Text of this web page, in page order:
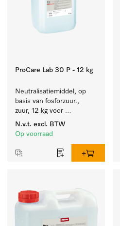
ProCare Lab 30 P - 12 kg
Neutralisatiemiddel, op
basis van fosforzuur.,
zuur, 12 kg voor
machinale reiniging van
laboratoriumglaswerk en -
N.v.t. excl. BTW
Op voorraad